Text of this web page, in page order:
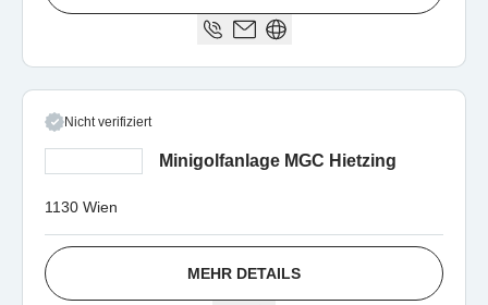
Nicht verifiziert
Minigolfanlage MGC Hietzing
1130 Wien
MEHR DETAILS